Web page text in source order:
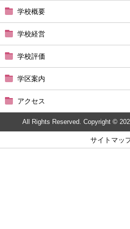
学校概要
学校経営
学校評価
学区案内
アクセス
All Rights Reserved. Copyright ©
サイトマッ